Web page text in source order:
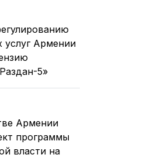
услуг Армении
5»
Армении
программы
власти на